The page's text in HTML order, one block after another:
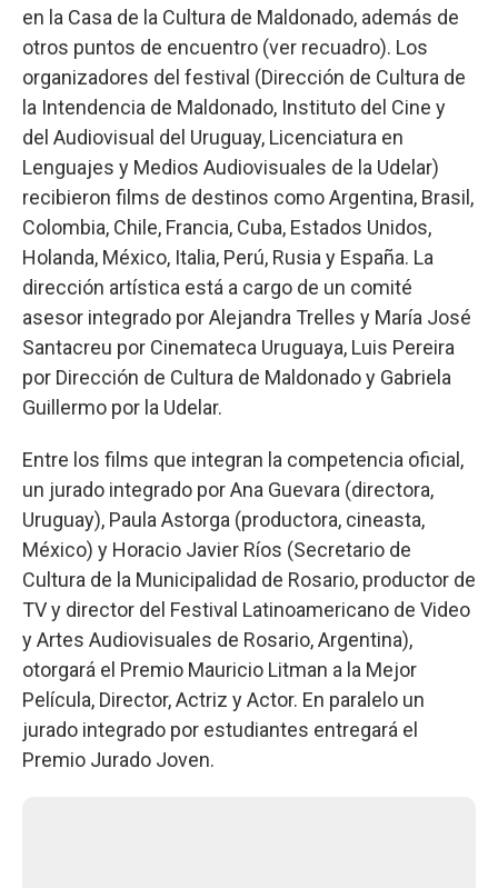
en la Casa de la Cultura de Maldonado, además de
otros puntos de encuentro (ver recuadro). Los
organizadores del festival (Dirección de Cultura de
la Intendencia de Maldonado, Instituto del Cine y
del Audiovisual del Uruguay, Licenciatura en
Lenguajes y Medios Audiovisuales de la Udelar)
recibieron films de destinos como Argentina, Brasil,
Colombia, Chile, Francia, Cuba, Estados Unidos,
Holanda, México, Italia, Perú, Rusia y España. La
dirección artística está a cargo de un comité
asesor integrado por Alejandra Trelles y María José
Santacreu por Cinemateca Uruguaya, Luis Pereira
por Dirección de Cultura de Maldonado y Gabriela
Guillermo por la Udelar.
Entre los films que integran la competencia oficial,
un jurado integrado por Ana Guevara (directora,
Uruguay), Paula Astorga (productora, cineasta,
México) y Horacio Javier Ríos (Secretario de
Cultura de la Municipalidad de Rosario, productor de
TV y director del Festival Latinoamericano de Video
y Artes Audiovisuales de Rosario, Argentina),
otorgará el Premio Mauricio Litman a la Mejor
Película, Director, Actriz y Actor. En paralelo un
jurado integrado por estudiantes entregará el
Premio Jurado Joven.